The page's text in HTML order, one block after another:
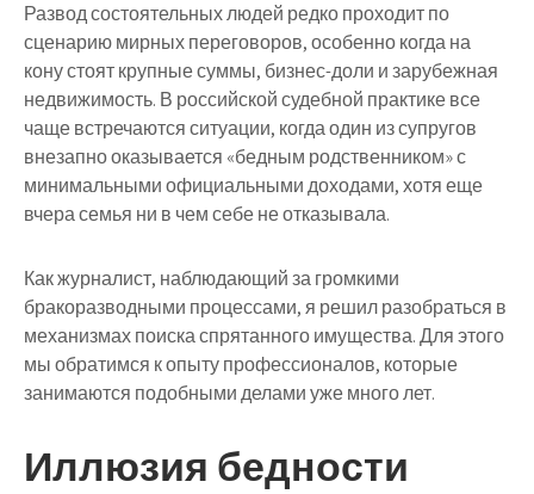
Развод состоятельных людей редко проходит по
сценарию мирных переговоров, особенно когда на
кону стоят крупные суммы, бизнес-доли и зарубежная
недвижимость. В российской судебной практике все
чаще встречаются ситуации, когда один из супругов
внезапно оказывается «бедным родственником» с
минимальными официальными доходами, хотя еще
вчера семья ни в чем себе не отказывала.
Как журналист, наблюдающий за громкими
бракоразводными процессами, я решил разобраться в
механизмах поиска спрятанного имущества. Для этого
мы обратимся к опыту профессионалов, которые
занимаются подобными делами уже много лет.
Иллюзия бедности